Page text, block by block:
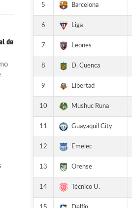
de
5 Barcelona
6 Liga
7 Leones
8 D. Cuenca
9 Libertad
10 Mushuc Runa
11 Guayaquil City
12 Emelec
13 Orense
14 Técnico U.